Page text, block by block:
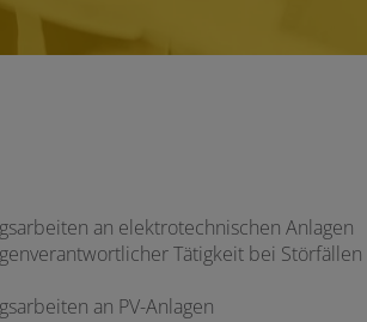
an elektrotechnischen Anlagen
Tätigkeit bei Störfällen
an PV-Anlagen